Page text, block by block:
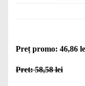
Preț promo: 46,86
Pret: 58,58 lei